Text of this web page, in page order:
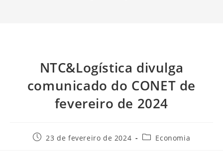
NTC&Logística divulga
comunicado do CONET de
fevereiro de 2024
23 de fevereiro de 2024 Economia